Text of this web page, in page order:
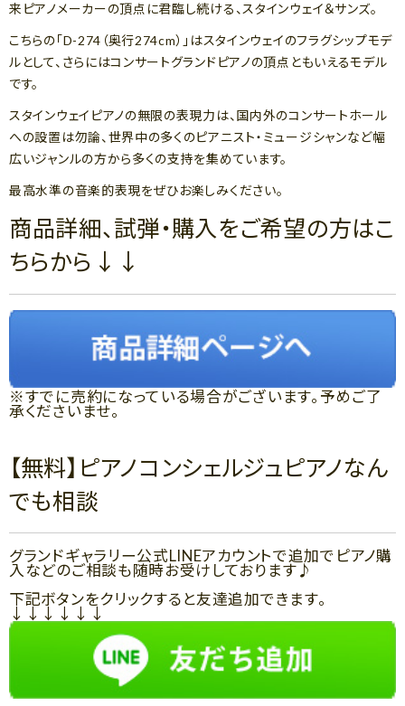
来ピアノメーカーの頂点に君臨し続ける、スタインウェイ＆サンズ。
こちらの「D-274（奥行274cm）」はスタインウェイのフラグシップモデ
ルとして、さらにはコンサートグランドピアノの頂点ともいえるモデル
です。
スタインウェイピアノの無限の表現力は、国内外のコンサートホール
への設置は勿論、世界中の多くのピアニスト・ミュージシャンなど幅
広いジャンルの方から多くの支持を集めています。
最高水準の音楽的表現をぜひお楽しみください。
商品詳細、試弾・購入をご希望の方はこ
ちらから↓↓
※すでに売約になっている場合がございます。予めご了
承くださいませ。
【無料】ピアノコンシェルジュピアノなん
でも相談
グランドギャラリー公式LINEアカウントで追加でピアノ購
入などのご相談も随時お受けしております♪
下記ボタンをクリックすると友達追加できます。
↓↓↓↓↓↓